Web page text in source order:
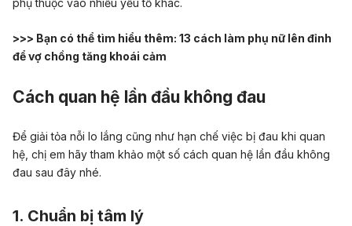
>>> Bạn có thể tìm hiểu thêm: 13 cách làm phụ nữ lên đỉnh
để vợ chồng tăng khoái cảm
Cách quan hệ lần đầu không đau
Để giải tỏa nỗi lo lắng cũng như hạn chế việc bị đau khi quan
hệ, chị em hãy tham khảo một số cách quan hệ lần đầu không
đau sau đây nhé.
1. Chuẩn bị tâm lý